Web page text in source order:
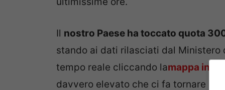
Il nostro Paese ha toccato quota
stando ai dati rilasciati dal Ministero
tempo reale cliccando lamappa
davvero elevato che ci fa tornare in